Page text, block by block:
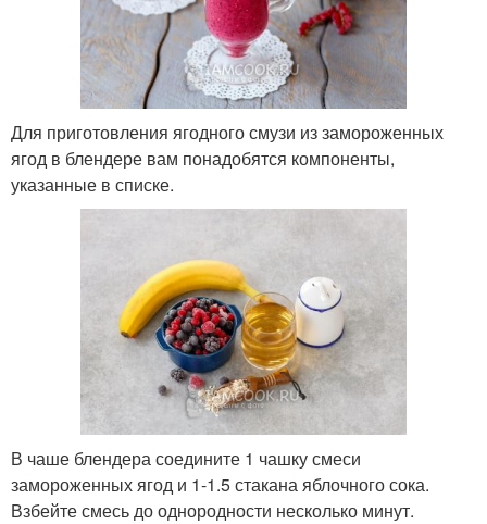
Для приготовления ягодного смузи из замороженных
ягод в блендере вам понадобятся компоненты,
указанные в списке.
В чаше блендера соедините 1 чашку смеси
замороженных ягод и 1-1.5 стакана яблочного сока.
Взбейте смесь до однородности несколько минут.